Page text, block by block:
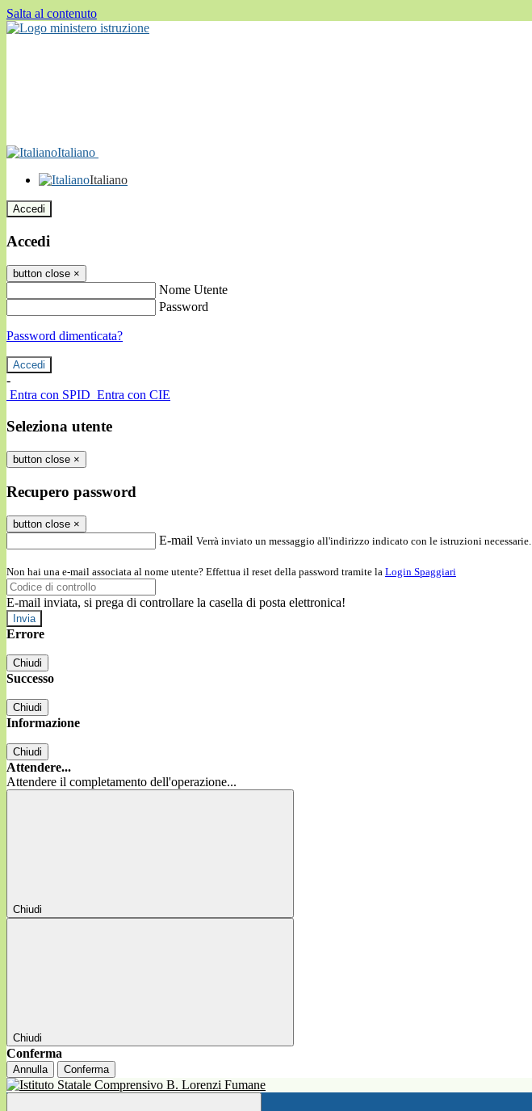
Salta al contenuto
Italiano
Italiano
Accedi
Accedi
button close ×
Nome Utente
Password
Password dimenticata?
-
Entra con SPID Entra con CIE
Seleziona utente
button close ×
Recupero password
button close ×
E-mail Verrà inviato un messaggio all'indirizzo indicato con le istruzioni necessarie.
Non hai una e-mail associata al nome utente? Effettua il reset della password tramite la Login Spaggiari
E-mail inviata, si prega di controllare la casella di posta elettronica!
Errore
Chiudi
Successo
Chiudi
Informazione
Chiudi
Attendere...
Attendere il completamento dell'operazione...
Chiudi
Chiudi
Conferma
Annulla Conferma